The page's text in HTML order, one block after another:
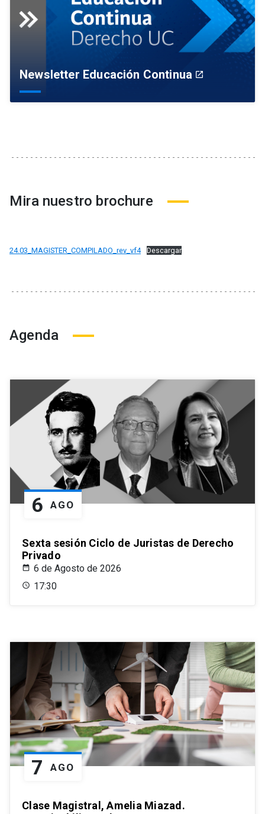
Newsletter Educación Continua launch
Mira nuestro brochure
24.03_MAGISTER_COMPILADO_rev_vf4 Descargar
Agenda
6 AGO
Sexta sesión Ciclo de Juristas de Derecho
Privado
6 de Agosto de 2026
17:30
7 AGO
Clase Magistral, Amelia Miazad.